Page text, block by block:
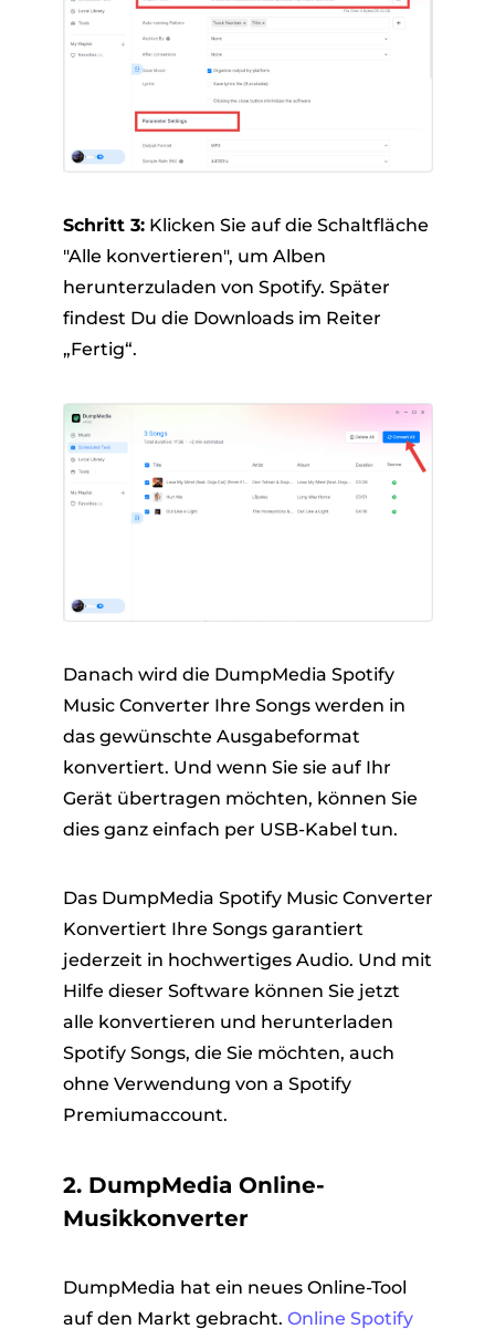
Schritt 3:Klicken Sie auf die Schaltfläche
"Alle konvertieren", um Alben
herunterzuladen von Spotify. Später
findest Du die Downloads im Reiter
„Fertig“.
Danach wird die DumpMedia Spotify
Music Converter Ihre Songs werden in
das gewünschte Ausgabeformat
konvertiert. Und wenn Sie sie auf Ihr
Gerät übertragen möchten, können Sie
dies ganz einfach per USB-Kabel tun.
Das DumpMedia Spotify Music Converter
Konvertiert Ihre Songs garantiert
jederzeit in hochwertiges Audio. Und mit
Hilfe dieser Software können Sie jetzt
alle konvertieren und herunterladen
Spotify Songs, die Sie möchten, auch
ohne Verwendung von a Spotify
Premiumaccount.
2. DumpMedia Online-
Musikkonverter
DumpMedia hat ein neues Online-Tool
auf den Markt gebracht. Online Spotify